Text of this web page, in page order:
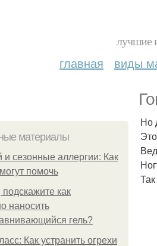
лучшие
главная виды
материалы
и сезонные аллергии: Как
помочь
как
наносить
гель?
Как устранить огрехи
Но